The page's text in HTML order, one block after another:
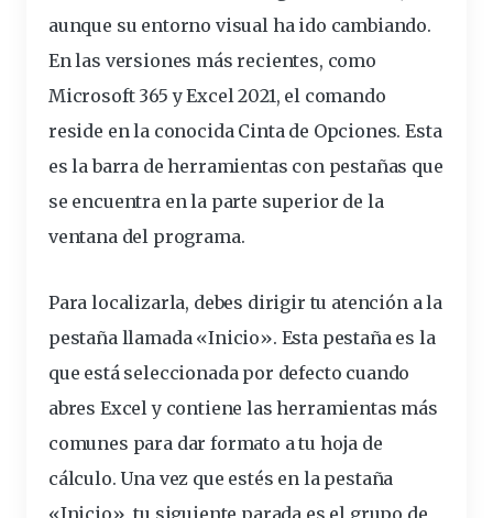
aunque su entorno visual ha ido cambiando.
En las versiones más recientes, como
Microsoft 365 y Excel 2021, el comando
reside en la conocida Cinta de Opciones. Esta
es la barra deherramientas con pestañas que
se encuentra en la parte superior de la
ventana del programa.
Para localizarla, debes dirigir tu atención a la
pestañallamada «Inicio». Esta pestaña es la
que está seleccionada por defecto cuando
abres Excel y contiene las herramientas más
comunes para dar formato a tu hoja de
cálculo. Una vez que estés en la pestaña